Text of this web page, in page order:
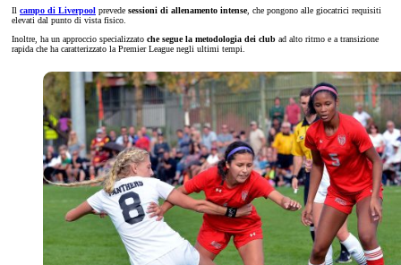
Il campo di Liverpool prevede sessioni di allenamento intense, che pongono alle giocatrici requisiti
elevati dal punto di vista fisico.
Inoltre, ha un approccio specializzato che segue la metodologia dei club ad alto ritmo e a transizione
rapida che ha caratterizzato la Premier League negli ultimi tempi.